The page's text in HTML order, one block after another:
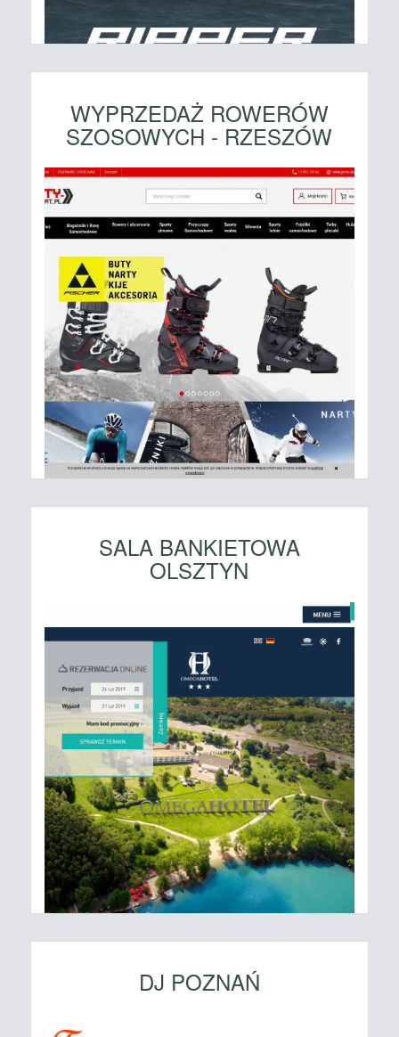
WYPRZEDAŻ ROWERÓW
SZOSOWYCH - RZESZÓW
SALA BANKIETOWA
OLSZTYN
DJ POZNAŃ